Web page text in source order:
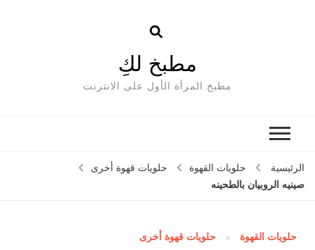
مطبخ لكِ
مطبخ المرأة الأول على الانترنت
الرئيسية حلويات القهوة
حلويات قهوة أخرى
صينيه الروبيان بالطحينه
حلويات القهوة حلويات قهوة أخرى